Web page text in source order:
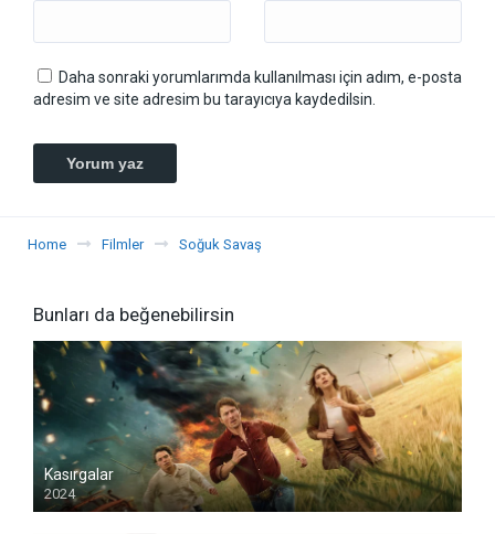
Daha sonraki yorumlarımda kullanılması için adım, e-posta
adresim ve site adresim bu tarayıcıya kaydedilsin.
Home Filmler Soğuk Savaş
Bunları da beğenebilirsin
Kasırgalar
2024